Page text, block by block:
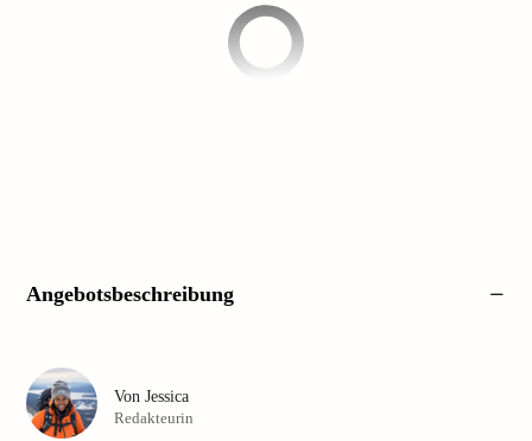
Angebotsbeschreibung
Von Jessica
Redakteurin